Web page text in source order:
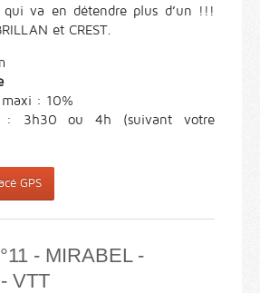
va en détendre plus d’un !!!
et CREST.
: 10%
: 3h30 ou 4h (suivant votre
GPS
- MIRABEL -
VTT